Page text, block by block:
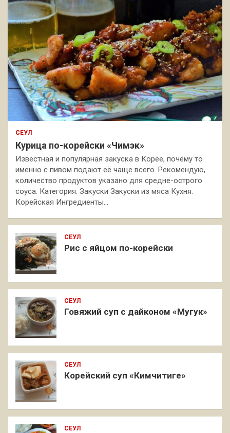
СЕУЛ
Курица по-корейски «Чимэк»
Известная и популярная закуска в Корее, почему то
именно с пивом подают её чаще всего. Рекомендую,
количество продуктов указано для средне-острого
соуса. Категория: Закуски Закуски из мяса Кухня:
Корейская Ингредиенты…
СЕУЛ
Рис с яйцом по-корейски
СЕУЛ
Говяжий суп с дайконом «Мугук»
СЕУЛ
Корейский суп «Кимчитиге»
СЕУЛ